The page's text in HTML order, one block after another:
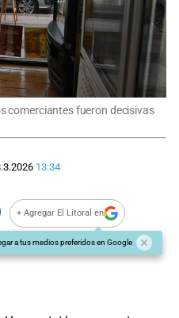
comerciantes fueron decisivas
13:34
+ Agregar El Litoral en
a tus medios preferidos en Google